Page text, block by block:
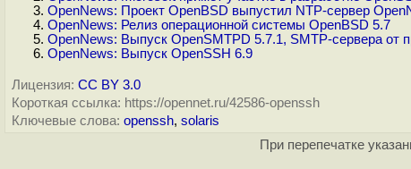
OpenNews: Проект OpenBSD выпустил NTP-сервер
OpenNews: Релиз операционной системы OpenBSD 5.7
OpenNews: Выпуск OpenSMTPD 5.7.1, SMTP-сервера от
OpenNews: Выпуск OpenSSH 6.9
Лицензия: CC BY 3.0
Короткая ссылка: https://opennet.ru/42586-openssh
Ключевые слова: openssh, solaris
При перепечатке